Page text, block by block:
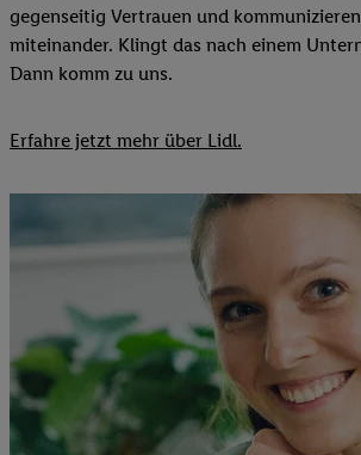
gegenseitig Vertrauen und
miteinander. Klingt das nach einem
Dann komm zu uns.​
Erfahre jetzt mehr über Lidl.